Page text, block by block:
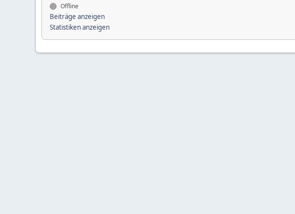
Offline
Beiträge anzeigen
Statistiken anzeigen